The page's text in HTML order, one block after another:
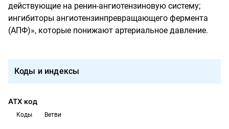
действующие на ренин-ангиотензиновую систему;
ингибиторы ангиотензинпревращающего фермента
(АПФ)», которые понижают артериальное давление.
Коды и индексы
АТХ код
Коды Ветви